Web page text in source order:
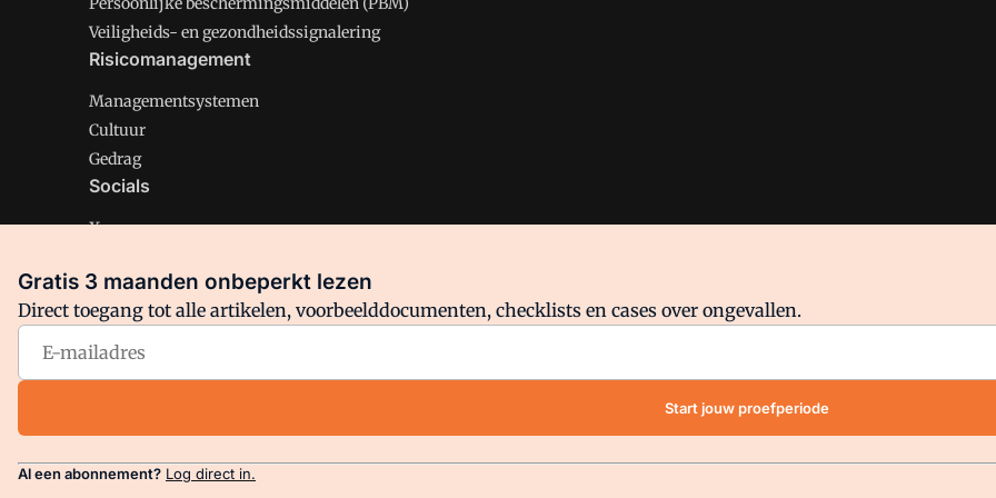
Veiligheids- en gezondheidssignalering
Risicomanagement
Managementsystemen
Cultuur
Gedrag
Socials
X
Facebook
Arbo is onderdeel van VMN media. Lees inons manifestwaar VMN media voor staat. Op gebruik van deze site zijn de
Gratis 3 maanden onbeperkt lezen
Direct toegang tot alle artikelen, voorbeelddocumenten, checklists en cases over ongevallen.
Start jouw proefperiode
Al een abonnement? Log direct in.